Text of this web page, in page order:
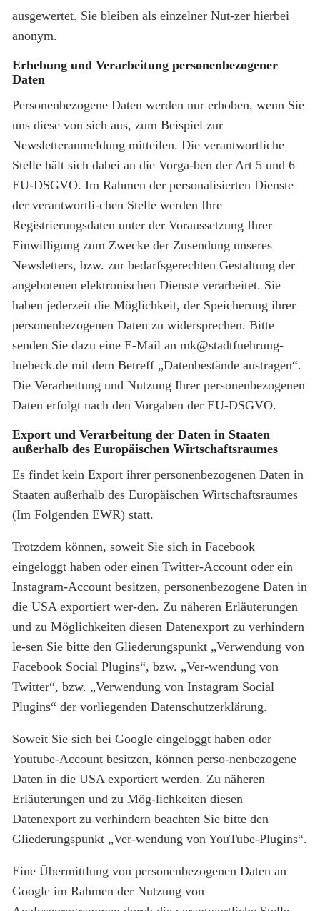
ausgewertet. Sie bleiben als einzelner Nut-zer hierbei
anonym.
Erhebung und Verarbeitung personenbezogener
Daten
Personenbezogene Daten werden nur erhoben, wenn Sie
uns diese von sich aus, zum Beispiel zur
Newsletteranmeldung mitteilen. Die verantwortliche
Stelle hält sich dabei an die Vorga-ben der Art 5 und 6
EU-DSGVO. Im Rahmen der personalisierten Dienste
der verantwortli-chen Stelle werden Ihre
Registrierungsdaten unter der Voraussetzung Ihrer
Einwilligung zum Zwecke der Zusendung unseres
Newsletters, bzw. zur bedarfsgerechten Gestaltung der
angebotenen elektronischen Dienste verarbeitet. Sie
haben jederzeit die Möglichkeit, der Speicherung ihrer
personenbezogenen Daten zu widersprechen. Bitte
senden Sie dazu eine E-Mail an mk@stadtfuehrung-
luebeck.de mit dem Betreff „Datenbestände austragen“.
Die Verarbeitung und Nutzung Ihrer personenbezogenen
Daten erfolgt nach den Vorgaben der EU-DSGVO.
Export und Verarbeitung der Daten in Staaten
außerhalb des Europäischen Wirtschaftsraumes
Es findet kein Export ihrer personenbezogenen Daten in
Staaten außerhalb des Europäischen Wirtschaftsraumes
(Im Folgenden EWR) statt.
Trotzdem können, soweit Sie sich in Facebook
eingeloggt haben oder einen Twitter-Account oder ein
Instagram-Account besitzen, personenbezogene Daten in
die USA exportiert wer-den. Zu näheren Erläuterungen
und zu Möglichkeiten diesen Datenexport zu verhindern
le-sen Sie bitte den Gliederungspunkt „Verwendung von
Facebook Social Plugins“, bzw. „Ver-wendung von
Twitter“, bzw. „Verwendung von Instagram Social
Plugins“ der vorliegenden Datenschutzerklärung.
Soweit Sie sich bei Google eingeloggt haben oder
Youtube-Account besitzen, können perso-nenbezogene
Daten in die USA exportiert werden. Zu näheren
Erläuterungen und zu Mög-lichkeiten diesen
Datenexport zu verhindern beachten Sie bitte den
Gliederungspunkt „Ver-wendung von YouTube-Plugins“.
Eine Übermittlung von personenbezogenen Daten an
Google im Rahmen der Nutzung von